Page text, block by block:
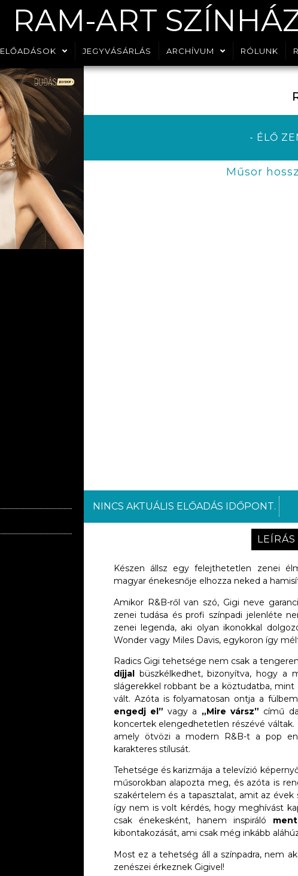
RAM-ART
ELŐADÁSOK JEGYVÁSÁRLÁS ARCHÍVUM RÓLUNK
- ÉLŐ
Műsor
NINCS AKTUÁLIS ELŐADÁS IDŐPONT.
LEÍRÁS
Készen állsz egy felejthetetlen zenei
magyar énekesnője elhozza neked a
Amikor R&B-ről van szó, Gigi neve
zenei tudása és profi színpadi jelenléte
zenei legenda, aki olyan ikonokkal
Wonder vagy Miles Davis, egykoron így
Radics Gigi tehetsége nem csak a
díjjalbüszkélkedhet, bizonyítva, hogy a
slágerekkel robbant be a köztudatba, mint
vált. Azóta is folyamatosan ontja a
engedj el” vagy a „Mire vársz” című
koncertek elengedhetetlen részévé
amely ötvözi a modern R&B-t a pop
karakteres stílusát.
Tehetsége és karizmája a televízió
műsorokban alapozta meg, és azóta is
szakértelem és a tapasztalat, amit az
így nem is volt kérdés, hogy meghívást
csak énekesként, hanem inspiráló
kibontakozását, ami csak még inkább
Most ez a tehetség áll a színpadra, nem
zenészei érkeznek Gigivel!